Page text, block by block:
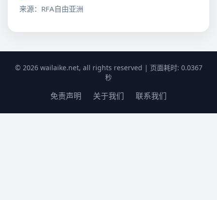
来源：RFA自由亚洲
© 2026 wailaike.net, all rights reserved | 页面耗时: 0.0367
秒
免责声明 关于我们 联系我们